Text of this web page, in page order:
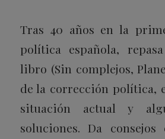
Tras 40 años en la
política española,
libro (Sin complejos,
de la corrección política,
situación actual y
soluciones. Da